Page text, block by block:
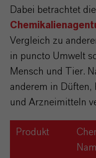
Dabei betrachtet die
Vergleich zu
in puncto Umwelt
Mensch und Tier.
anderem in Düften,
und Arzneimitteln
Produkt